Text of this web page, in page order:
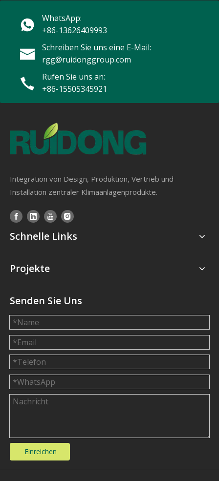
WhatsApp:
+86-13626409993
Schreiben Sie uns eine E-Mail:
rgg@ruidonggroup.com
Rufen Sie uns an:
+86-15505345921
Integration von Design, Produktion, Vertrieb und
Installation zentraler Klimaanlagenprodukte.
Schnelle Links
Projekte
Senden Sie Uns
Einreichen